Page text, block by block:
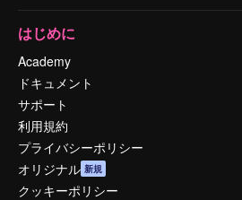
はじめに
Academy
ドキュメント
サポート
利用規約
プライバシーポリシー
オリジナル 新規
クッキーポリシー